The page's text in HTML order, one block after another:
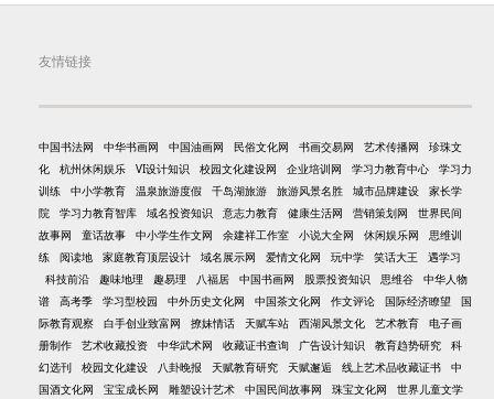
友情链接
中国书法网 中华书画网 中国油画网 民俗文化网 书画交易网 艺术传播网
珍珠文
化
杭州休闲娱乐 VI设计知识 校园文化建设网 企业培训网 学习力教育中心
学习力
训练
中小学教育 温泉旅游度假 千岛湖旅游 旅游风景名胜 城市品牌建设
家长学
院
学习力教育智库 域名投资知识 意志力教育 健康生活网 营销策划网
世界民间
故事网
童话故事 中小学生作文网 余建祥工作室 小说大全网 休闲娱乐网
思维训
练
阅读地 家庭教育顶层设计 域名展示网 爱情文化网 玩中学 笑话大王
遇学习
科技前沿
趣味地理 趣易理 八福居 中国书画网 股票投资知识 思维谷
中华人物
谱
高考季 学习型校园 中外历史文化网 中国茶文化网 作文评论 国际经济瞭望
国
际教育观察
白手创业致富网 撩妹情话 天赋车站 西湖风景文化 艺术教育
电子画
册制作
艺术收藏投资 中华武术网 收藏证书查询 广告设计知识 教育趋势研究
科
幻选刊
校园文化建设 八卦晚报 天赋教育研究 天赋邂逅 线上艺术品收藏证书
中
国酒文化网
宝宝成长网 雕塑设计艺术 中国民间故事网 珠宝文化网 世界儿童文学